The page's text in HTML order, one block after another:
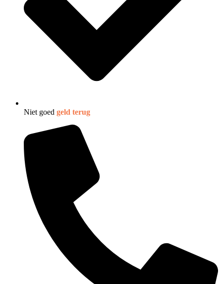
Niet goed geld terug